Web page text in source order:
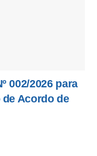
002/2026 para
de Acordo de